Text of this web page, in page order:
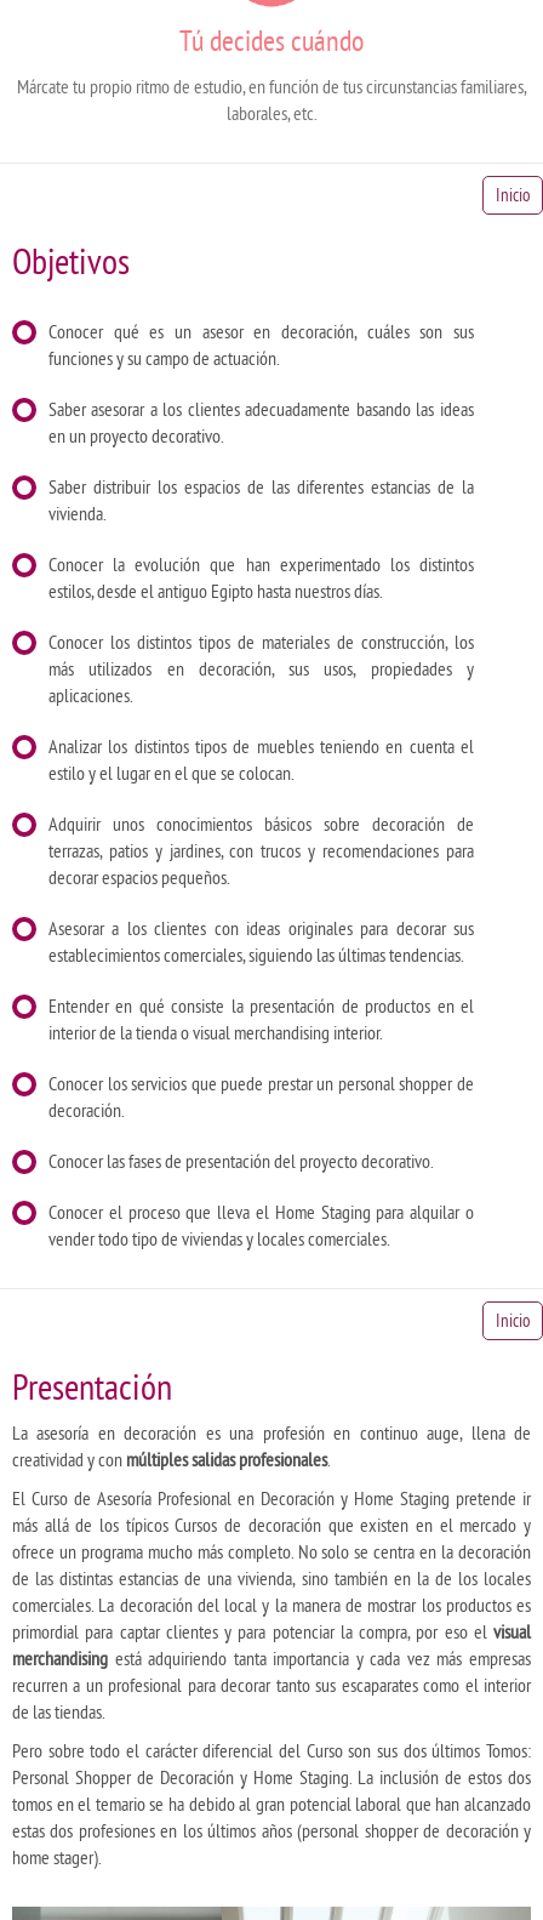
Tú decides cuándo
Márcate tu propio ritmo de estudio, en función de tus circunstancias familiares,
laborales, etc.
Inicio
Objetivos
Conocer qué es un asesor en decoración, cuáles son sus
funciones y su campo de actuación.
Saber asesorar a los clientes adecuadamente basando las ideas
en un proyecto decorativo.
Saber distribuir los espacios de las diferentes estancias de la
vivienda.
Conocer la evolución que han experimentado los distintos
estilos, desde el antiguo Egipto hasta nuestros días.
Conocer los distintos tipos de materiales de construcción, los
más utilizados en decoración, sus usos, propiedades y
aplicaciones.
Analizar los distintos tipos de muebles teniendo en cuenta el
estilo y el lugar en el que se colocan.
Adquirir unos conocimientos básicos sobre decoración de
terrazas, patios y jardines, con trucos y recomendaciones para
decorar espacios pequeños.
Asesorar a los clientes con ideas originales para decorar sus
establecimientos comerciales, siguiendo las últimas tendencias.
Entender en qué consiste la presentación de productos en el
interior de la tienda o visual merchandising interior.
Conocer los servicios que puede prestar un personal shopper de
decoración.
Conocer las fases de presentación del proyecto decorativo.
Conocer el proceso que lleva el Home Staging para alquilar o
vender todo tipo de viviendas y locales comerciales.
Inicio
Presentación
La asesoría en decoración es una profesión en continuo auge, llena de
creatividad y con múltiples salidas profesionales.
El Curso de Asesoría Profesional en Decoración y Home Staging pretende ir
más allá de los típicos Cursos de decoración que existen en el mercado y
ofrece un programa mucho más completo. No solo se centra en la decoración
de las distintas estancias de una vivienda, sino también en la de los locales
comerciales. La decoración del local y la manera de mostrar los productos es
primordial para captar clientes y para potenciar la compra, por eso el visual
merchandising está adquiriendo tanta importancia y cada vez más empresas
recurren a un profesional para decorar tanto sus escaparates como el interior
de las tiendas.
Pero sobre todo el carácter diferencial del Curso son sus dos últimos Tomos:
Personal Shopper de Decoración y Home Staging. La inclusión de estos dos
tomos en el temario se ha debido al gran potencial laboral que han alcanzado
estas dos profesiones en los últimos años (personal shopper de decoración y
home stager).